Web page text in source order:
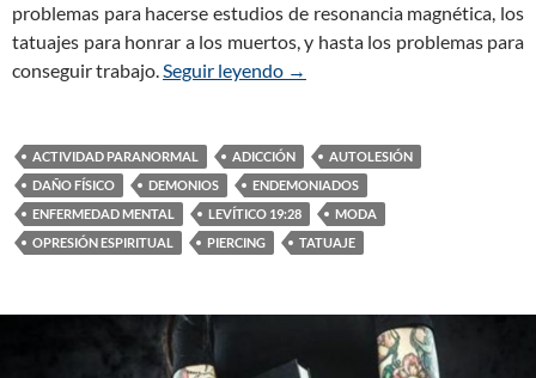
problemas para hacerse estudios de resonancia magnética, los
tatuajes para honrar a los muertos, y hasta los problemas para
conseguir trabajo.Seguir leyendo Tatuajes: Moda Peligrosa
→
ACTIVIDAD PARANORMAL ADICCIÓN
AUTOLESIÓN
DAÑO FÍSICO
DEMONIOS
ENDEMONIADOS
ENFERMEDAD MENTAL
LEVÍTICO 19:28
MODA
OPRESIÓN ESPIRITUAL
PIERCING TATUAJE